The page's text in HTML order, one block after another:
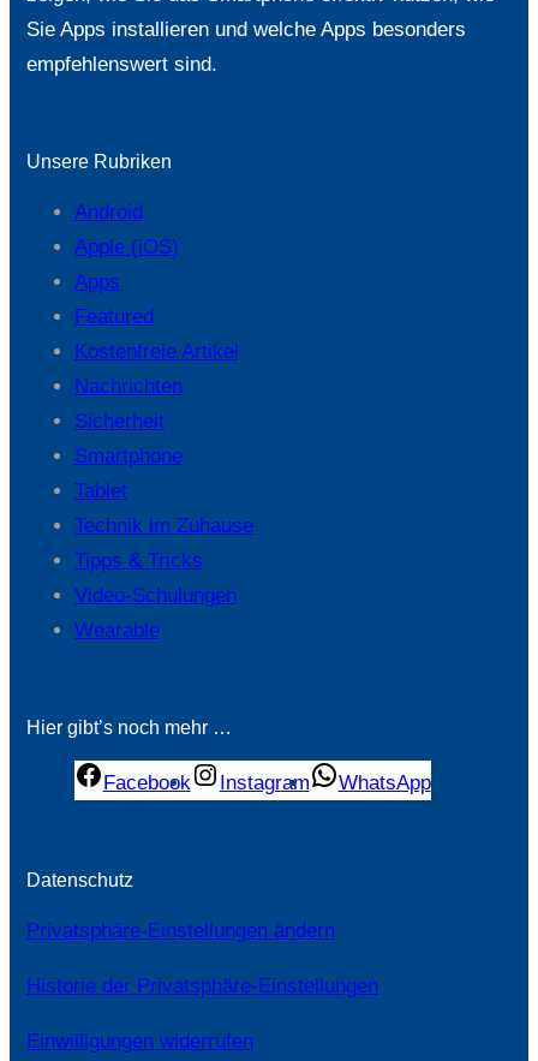
Sie Apps installieren und welche Apps besonders
empfehlenswert sind.
Unsere Rubriken
Android
Apple (iOS)
Apps
Featured
Kostenfreie Artikel
Nachrichten
Sicherheit
Smartphone
Tablet
Technik im Zuhause
Tipps & Tricks
Video-Schulungen
Wearable
Hier gibt’s noch mehr …
Facebook Instagram WhatsApp
Datenschutz
Privatsphäre-Einstellungen ändern
Historie der Privatsphäre-Einstellungen
Einwilligungen widerrufen